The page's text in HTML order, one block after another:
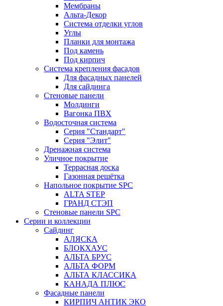
Мембраны
Альта-Декор
Система отделки углов
Углы
Планки для монтажа
Под камень
Под кирпич
Система крепления фасадов
Для фасадных панелей
Для сайдинга
Стеновые панели
Молдинги
Вагонка ПВХ
Водосточная система
Серия "Стандарт"
Серия "Элит"
Дренажная система
Уличное покрытие
Террасная доска
Газонная решётка
Напольное покрытие SPC
ALTA STEP
ГРАНД СТЭП
Стеновые панели SPC
Серии и коллекции
Сайдинг
АЛЯСКА
БЛОКХАУС
АЛЬТА БРУС
АЛЬТА ФОРМ
АЛЬТА КЛАССИКА
КАНАДА ПЛЮС
Фасадные панели
КИРПИЧ АНТИК ЭКО